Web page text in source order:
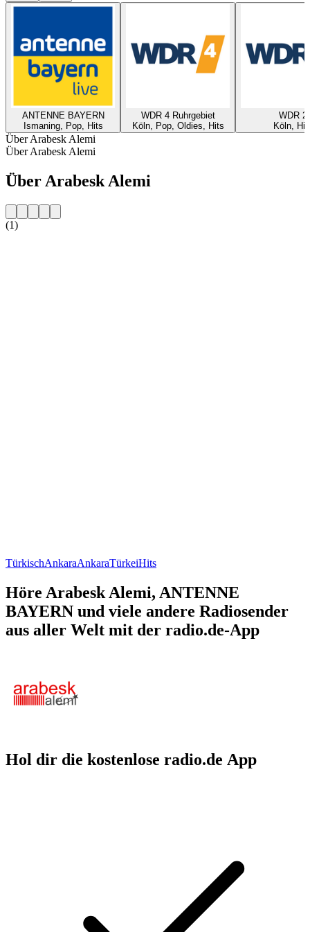
ANTENNE BAYERN
Ismaning, Pop, Hits
WDR 4 Ruhrgebiet
Köln, Pop, Oldies, Hits
WDR 2
Köln,
Über Arabesk Alemi
Über Arabesk Alemi
Über Arabesk Alemi
(1)
TürkischAnkaraAnkaraTürkeiHits
Höre Arabesk Alemi, ANTENNE
BAYERN und viele andere Radiosender
aus aller Welt mit der radio.de-App
Hol dir die kostenlose radio.de App